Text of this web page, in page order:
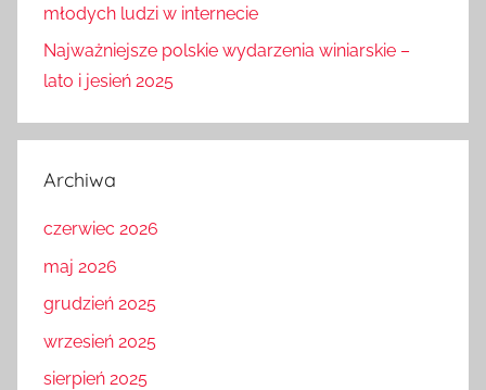
młodych ludzi w internecie
Najważniejsze polskie wydarzenia winiarskie –
lato i jesień 2025
Archiwa
czerwiec 2026
maj 2026
grudzień 2025
wrzesień 2025
sierpień 2025